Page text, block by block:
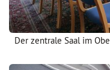
Der zentrale Saal im